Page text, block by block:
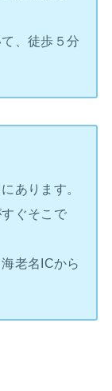
、徒歩５分
あります。
ぐそこで
老名ICから